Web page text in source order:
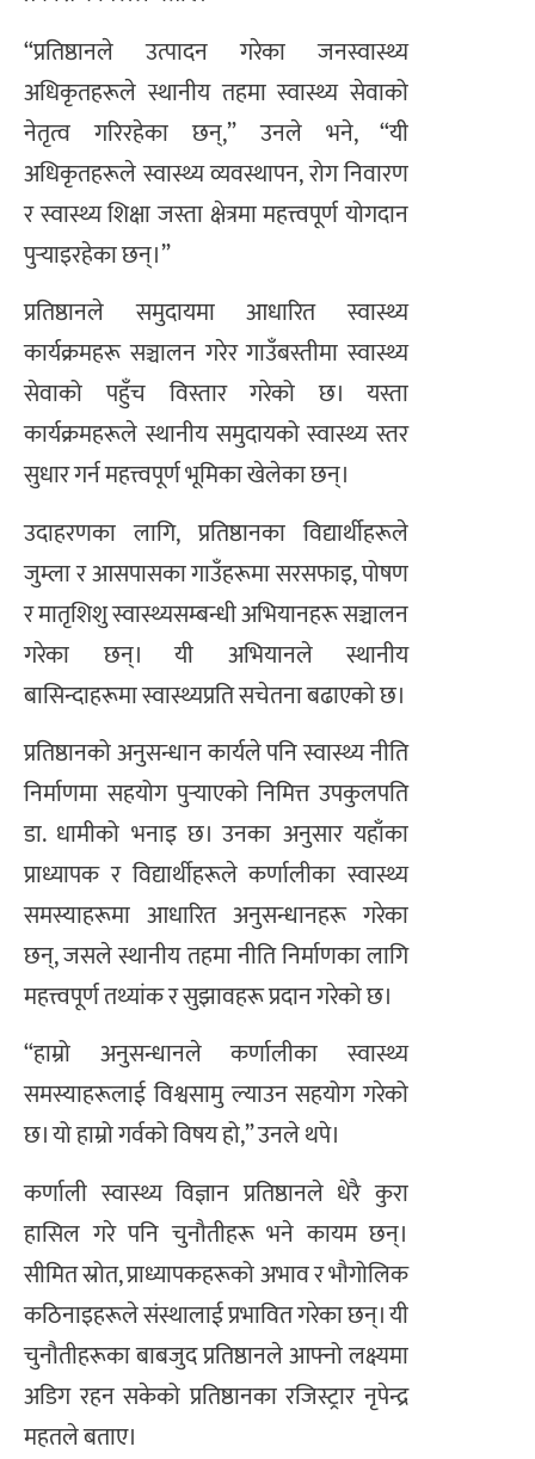
“प्रतिष्ठानले उत्पादन गरेका जनस्वास्थ्य
अधिकृतहरूले स्थानीय तहमा स्वास्थ्य सेवाको
नेतृत्व गरिरहेका छन्,” उनले भने, “यी
अधिकृतहरूले स्वास्थ्य व्यवस्थापन, रोग निवारण
र स्वास्थ्य शिक्षा जस्ता क्षेत्रमा महत्त्वपूर्ण योगदान
पुर्‍याइरहेका छन्।”
प्रतिष्ठानले समुदायमा आधारित स्वास्थ्य
कार्यक्रमहरू सञ्चालन गरेर गाउँबस्तीमा स्वास्थ्य
सेवाको पहुँच विस्तार गरेको छ। यस्ता
कार्यक्रमहरूले स्थानीय समुदायको स्वास्थ्य स्तर
सुधार गर्न महत्त्वपूर्ण भूमिका खेलेका छन्।
उदाहरणका लागि, प्रतिष्ठानका विद्यार्थीहरूले
जुम्ला र आसपासका गाउँहरूमा सरसफाइ, पोषण
र मातृशिशु स्वास्थ्यसम्बन्धी अभियानहरू सञ्चालन
गरेका छन्। यी अभियानले स्थानीय
बासिन्दाहरूमा स्वास्थ्यप्रति सचेतना बढाएको छ।
प्रतिष्ठानको अनुसन्धान कार्यले पनि स्वास्थ्य नीति
निर्माणमा सहयोग पुर्‍याएको निमित्त उपकुलपति
डा. धामीको भनाइ छ। उनका अनुसार यहाँका
प्राध्यापक र विद्यार्थीहरूले कर्णालीका स्वास्थ्य
समस्याहरूमा आधारित अनुसन्धानहरू गरेका
छन्, जसले स्थानीय तहमा नीति निर्माणका लागि
महत्त्वपूर्ण तथ्यांक र सुझावहरू प्रदान गरेको छ।
“हाम्रो अनुसन्धानले कर्णालीका स्वास्थ्य
समस्याहरूलाई विश्वसामु ल्याउन सहयोग गरेको
छ। यो हाम्रो गर्वको विषय हो,” उनले थपे।
कर्णाली स्वास्थ्य विज्ञान प्रतिष्ठानले धेरै कुरा
हासिल गरे पनि चुनौतीहरू भने कायम छन्।
सीमित स्रोत, प्राध्यापकहरूको अभाव र भौगोलिक
कठिनाइहरूले संस्थालाई प्रभावित गरेका छन्। यी
चुनौतीहरूका बाबजुद प्रतिष्ठानले आफ्नो लक्ष्यमा
अडिग रहन सकेको प्रतिष्ठानका रजिस्ट्रार नृपेन्द्र
महतले बताए।